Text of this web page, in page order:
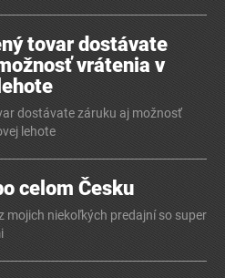
tovar dostávate
vrátenia v
dostávate záruku aj možnosť
lehote
celom Česku
mojich niekoľkých predajní so super